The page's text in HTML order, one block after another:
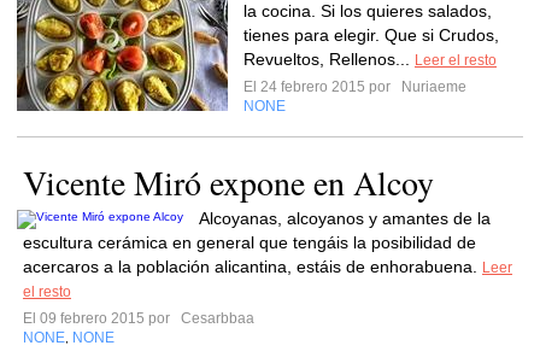
la cocina. Si los quieres salados,
tienes para elegir. Que si Crudos,
Revueltos, Rellenos...
Leer el resto
El 24 febrero 2015 por
Nuriaeme
NONE
Vicente Miró expone en Alcoy
Alcoyanas, alcoyanos y amantes de la
escultura cerámica en general que tengáis la posibilidad de
acercaros a la población alicantina, estáis de enhorabuena.
Leer
el resto
El 09 febrero 2015 por
Cesarbbaa
NONE NONE